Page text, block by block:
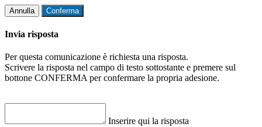
Annulla Conferma
Invia risposta
Per questa comunicazione è richiesta una risposta.
Scrivere la risposta nel campo di testo sottostante e premere sul
bottone CONFERMA per confermare la propria adesione.
Inserire qui la risposta